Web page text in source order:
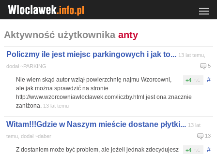
Aktywność użytkownika anty
Policzmy ile jest miejsc parkingowych i jak to... 13 lat temu,
dodał ~PARKING
5
#
+4
Nie wiem skąd autor wziął powierzchnię najmu Wzorcowni,
ale jak można sprawdzić na stronie
http://www.wzorcowniawloclawek.com/liczby.html jest ona znacznie
zaniżona. 13 lat temu
Witam!!!Gdzie w Naszym mieście dostane płytki... 13 lat
temu, dodał ~daber
13
#
+4
Z dostaniem może być problem, ale jeżeli jednak zdecydujesz